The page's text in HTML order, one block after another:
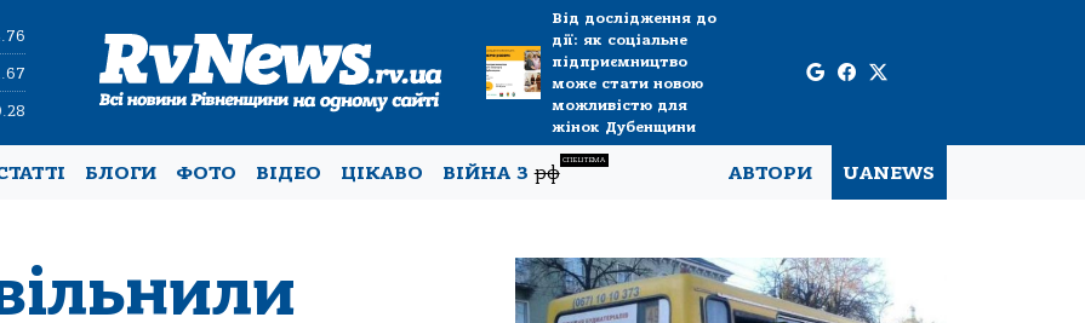
Від дослідження до
дії: як соціальне
підприємництво
може стати новою
можливістю для
жінок Дубенщини
БЛОГИ ФОТО ВІДЕО ЦІКАВО ВІЙНА Зрф
СПЕЦТЕМА
АВТОРИ UANEWS